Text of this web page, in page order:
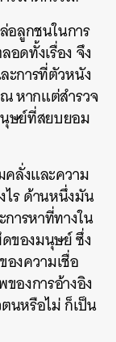
ลูกชนในการ
อดทั้งเรื่อง จึง
ะการที่ตัวหนัง
หากแต่สำรวจ
ษย์ที่สยบยอม
คลั่งและความ
ไร ด้านหนึ่งมัน
ารหาที่ทางใน
ของมนุษย์ ซึ่ง
งความเชื่อ
องการอ้างอิง
นหรือไม่ ก็เป็น